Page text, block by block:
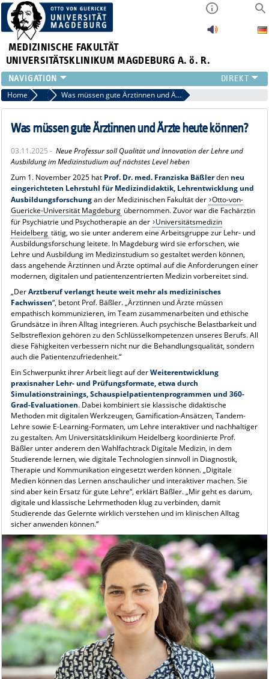
MEDIZINISCHE FAKULTÄT
UNIVERSITÄTSKLINIKUM MAGDEBURG A. ö. R.
INSTITUTE
KLINIKEN
ZENTRALE EINRICHTUNGEN
PRESSE
ÜBER UNS
INTERNATIONAL
INTRANET
Home Archiv 2025 Was müssen gute Ärztinnen und Ärzte heute können?
Was müssen gute Ärztinnen und Ärzte heute können?
03.11.2025 - Neue Professur soll Qualität und Innovation der Lehre und
Ausbildung im Medizinstudium auf nächstes Level heben
Zum 1. November 2025 hat Prof. Dr. med. Franziska Bäßlerden neu
eingerichteten Lehrstuhl für Medizindidaktik, Lehrentwicklung und
Ausbildungsforschungan der Medizinischen Fakultät der Otto-von-
Guericke-Universität Magdeburg übernommen. Zuvor war die Fachärztin
für Psychiatrie und Psychotherapie an der Universitätsmedizin
Heidelberg tätig, wo sie unter anderem eine Arbeitsgruppe zur Lehr- und
Ausbildungsforschung leitete. In Magdeburg wird sie erforschen, wie
Lehre und Ausbildung im Medizinstudium so gestaltet werden können,
dass angehende Ärztinnen und Ärzte optimal auf die Anforderungen einer
modernen, digitalen und patientenzentrierten Medizin vorbereitet sind.
„DerArztberuf verlangt heute weit mehr als medizinisches
Fachwissen“, betont Prof. Bäßler. „Ärztinnen und Ärzte müssen
empathisch kommunizieren, im Team zusammenarbeiten und ethische
Grundsätze in ihren Alltag integrieren. Auch psychische Belastbarkeit und
Selbstreflexion gehören zu den Schlüsselkompetenzen unseres Berufs. All
diese Fähigkeiten verbessern nicht nur die Behandlungsqualität, sondern
auch die Patientenzufriedenheit.“
Ein Schwerpunkt ihrer Arbeit liegt auf derWeiterentwicklung
praxisnaher Lehr- und Prüfungsformate, etwa durch
Simulationstrainings, Schauspielpatientenprogrammen und 360-
Grad-Evaluationen. Dabei kombiniert sie klassische didaktische
Methoden mit digitalen Werkzeugen, Gamification-Ansätzen, Tandem-
Lehre sowie E-Learning-Formaten, um Lehre interaktiver und nachhaltiger
zu gestalten. Am Universitätsklinikum Heidelberg koordinierte Prof.
Bäßler unter anderem den Wahlfachtrack Digitale Medizin, in dem
Studierende lernen, wie digitale Technologien sinnvoll in Diagnostik,
Therapie und Kommunikation eingesetzt werden können. „Digitale
Medien können das Lernen anschaulicher und interaktiver machen. Sie
sind aber kein Ersatz für gute Lehre“, erklärt Bäßler. „Mir geht es darum,
digitale und klassische Lehrmethoden klug zu verbinden, damit
Studierende das Gelernte wirklich verstehen und im klinischen Alltag
sicher anwenden können.“